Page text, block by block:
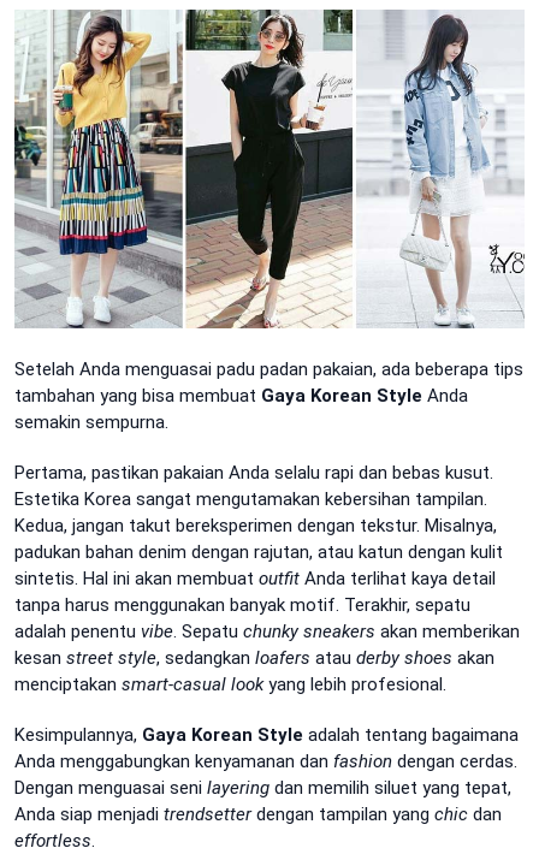
Setelah Anda menguasai padu padan pakaian, ada beberapa tips
tambahan yang bisa membuat Gaya Korean Style Anda
semakin sempurna.
Pertama, pastikan pakaian Anda selalu rapi dan bebas kusut.
Estetika Korea sangat mengutamakan kebersihan tampilan.
Kedua, jangan takut bereksperimen dengan tekstur. Misalnya,
padukan bahan denim dengan rajutan, atau katun dengan kulit
sintetis. Hal ini akan membuat outfit Anda terlihat kaya detail
tanpa harus menggunakan banyak motif. Terakhir, sepatu
adalah penentu vibe. Sepatu chunky sneakers akan memberikan
kesan street style, sedangkan loafers atau derby shoes akan
menciptakan smart-casual lookyang lebih profesional.
Kesimpulannya, Gaya Korean Style adalah tentang bagaimana
Anda menggabungkan kenyamanan dan fashion dengan cerdas.
Dengan menguasai seni layering dan memilih siluet yang tepat,
Anda siap menjadi trendsetterdengan tampilan yang chic dan
effortless.